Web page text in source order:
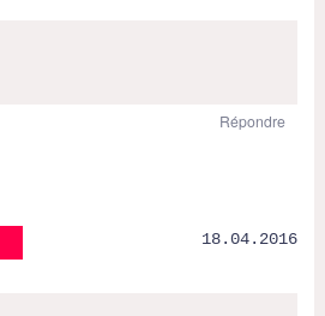
Répondre
18.04.2016